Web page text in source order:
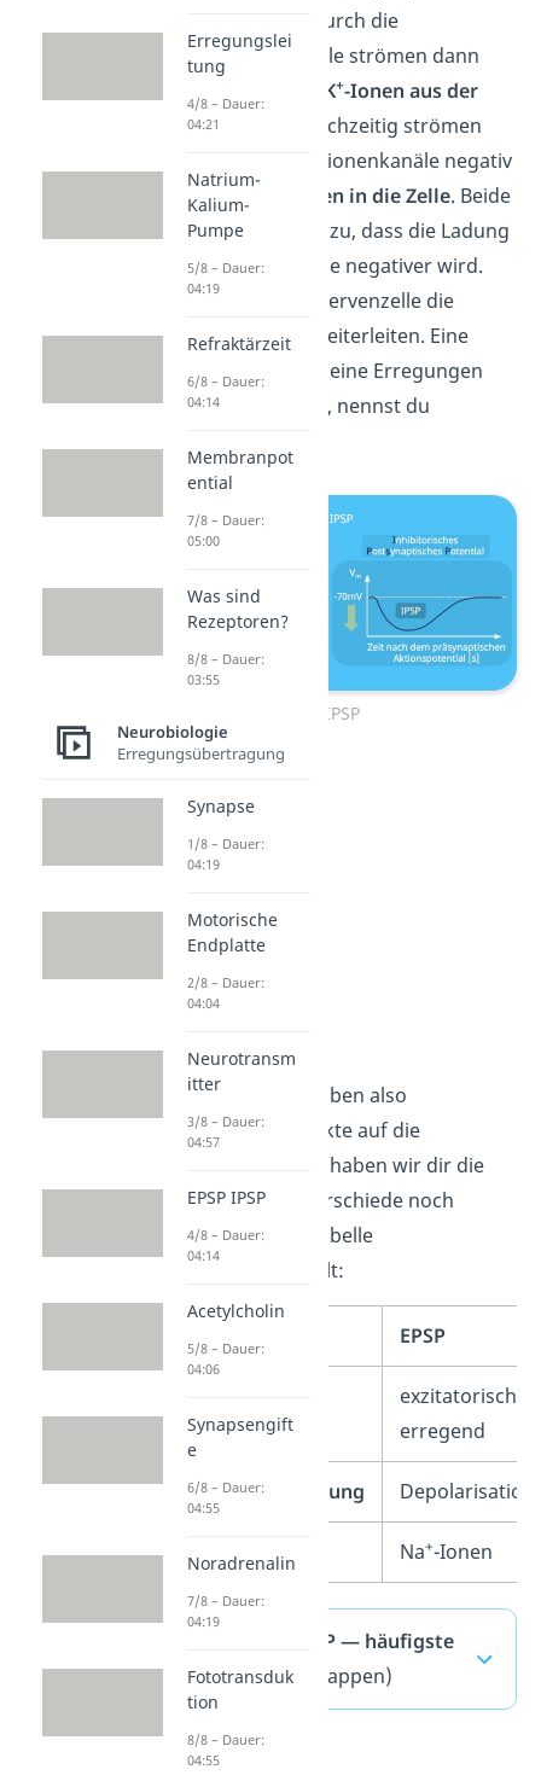
Spalt geöffnet. Durch die
Kaliumionenkanäle strömen dann
K+-Ionen aus der
Zelleheraus. Gleichzeitig strömen
durch die Chloridionenkanäle negativ
geladene
-Ionen in die Zelle. Beide
Effekte führen dazu, dass die Ladung
innerhalb der Zelle negativer wird.
Daher kann die Nervenzelle die
Erregung nicht weiterleiten. Eine
Nervenzelle, die keine Erregungen
mehr weiterleitet, nennst du
IPSP
EPSP und IPSP haben also
gegenteilige Effekte auf die
Nervenzelle. Hier haben wir dir die
wichtigsten Unterschiede noch
einmal in einer Tabelle
gegenübergestellt:
EPSP
exzitatorisch /
erregend
Potentialänderung Depolarisation
Ionen Na+-Ionen
EPSP und IPSP — häufigste
Fragen(ausklappen)
Erregungslei
tung
4/8 – Dauer:
04:21
Natrium-
Kalium-
Pumpe
5/8 – Dauer:
04:19
Refraktärzeit
6/8 – Dauer:
04:14
Membranpot
ential
7/8 – Dauer:
05:00
Was sind
Rezeptoren?
8/8 – Dauer:
03:55
Neurobiologie
Erregungsübertragung
Synapse
1/8 – Dauer:
04:19
Motorische
Endplatte
2/8 – Dauer:
04:04
Neurotransm
itter
3/8 – Dauer:
04:57
EPSP IPSP
4/8 – Dauer:
04:14
Acetylcholin
5/8 – Dauer:
04:06
Synapsengift
e
6/8 – Dauer:
04:55
Noradrenalin
7/8 – Dauer:
04:19
Fototransduk
tion
8/8 – Dauer:
04:55